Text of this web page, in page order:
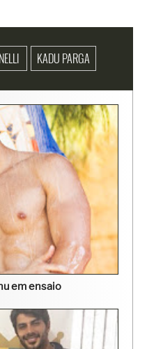
KADU PARGA
em ensaio